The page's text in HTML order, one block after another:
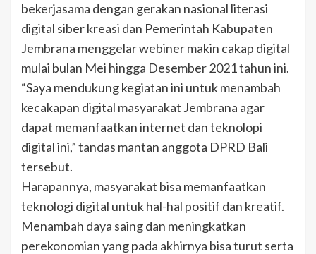
bekerjasama dengan gerakan nasional literasi
digital siber kreasi dan Pemerintah Kabupaten
Jembrana menggelar webiner makin cakap digital
mulai bulan Mei hingga Desember 2021 tahun ini.
“Saya mendukung kegiatan ini untuk menambah
kecakapan digital masyarakat Jembrana agar
dapat memanfaatkan internet dan teknolopi
digital ini,” tandas mantan anggota DPRD Bali
tersebut.
Harapannya, masyarakat bisa memanfaatkan
teknologi digital untuk hal-hal positif dan kreatif.
Menambah daya saing dan meningkatkan
perekonomian yang pada akhirnya bisa turut serta